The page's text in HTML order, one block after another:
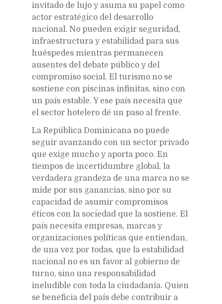
invitado de lujo y asuma su papel como
actor estratégico del desarrollo
nacional. No pueden exigir seguridad,
infraestructura y estabilidad para sus
huéspedes mientras permanecen
ausentes del debate público y del
compromiso social. El turismo no se
sostiene con piscinas infinitas, sino con
un país estable. Y ese país necesita que
el sector hotelero dé un paso al frente.
La República Dominicana no puede
seguir avanzando con un sector privado
que exige mucho y aporta poco. En
tiempos de incertidumbre global, la
verdadera grandeza de una marca no se
mide por sus ganancias, sino por su
capacidad de asumir compromisos
éticos con la sociedad que la sostiene. El
país necesita empresas, marcas y
organizaciones políticas que entiendan,
de una vez por todas, que la estabilidad
nacional no es un favor al gobierno de
turno, sino una responsabilidad
ineludible con toda la ciudadanía. Quien
se beneficia del país debe contribuir a